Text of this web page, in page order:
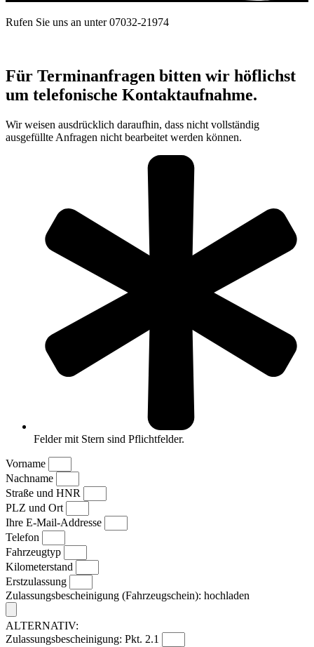
Rufen Sie uns an unter 07032-21974
Für Terminanfragen bitten wir höflichst
um telefonische Kontaktaufnahme.
Wir weisen ausdrücklich daraufhin, dass nicht vollständig
ausgefüllte Anfragen nicht bearbeitet werden können.
Felder mit Stern sind Pflichtfelder.
Vorname
Nachname
Straße und HNR
PLZ und Ort
Ihre E-Mail-Addresse
Telefon
Fahrzeugtyp
Kilometerstand
Erstzulassung
Zulassungsbescheinigung (Fahrzeugschein): hochladen
ALTERNATIV:
Zulassungsbescheinigung: Pkt. 2.1